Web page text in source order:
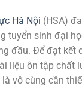
Hà Nội (HSA)
tuyển sinh đại
đầu. Để đạt kết
liệu ôn tập chất
vô cùng cần